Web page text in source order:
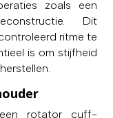
zoals een
Dit
ritme te
is om stijfheid
een rotator cuff-